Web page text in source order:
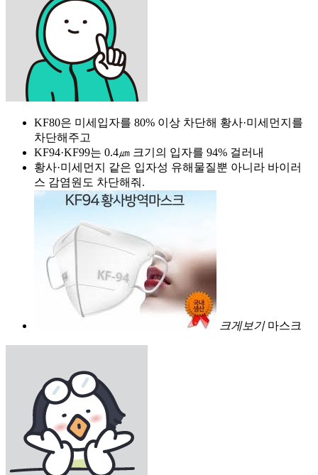
KF80은 미세입자를 80% 이상 차단해 황사·미세먼지를
차단해주고
KF94·KF99는 0.4㎛ 크기의 입자를 94% 걸러내
황사·미세먼지 같은 입자성 유해물질뿐 아니라 바이러
스 감염원도 차단해줘.
크게보기 마스크